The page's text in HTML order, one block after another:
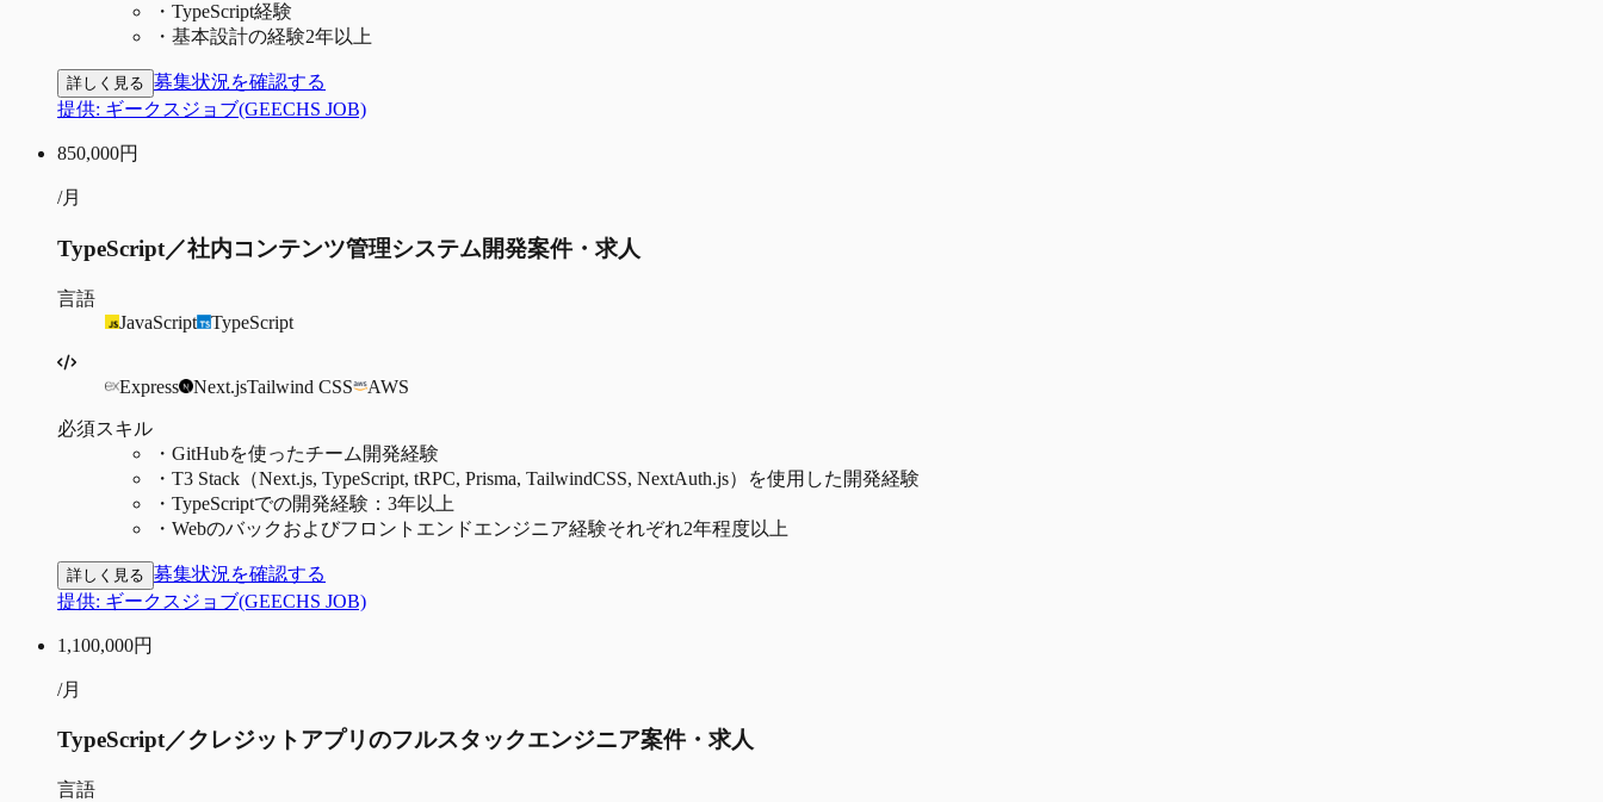
・ TypeScript経験
・ 基本設計の経験2年以上
詳しく見る 募集状況を確認する
提供: ギークスジョブ(GEECHS JOB)
850,000円
/月
TypeScript／社内コンテンツ管理システム開発案件・求人
言語
JavaScript
TypeScript
Express Next.jsTailwind CSS AWS
必須スキル
・ GitHubを使ったチーム開発経験
・ T3 Stack（Next.js, TypeScript, tRPC, Prisma, TailwindCSS, NextAuth.js）を使用した開発経験
・ TypeScriptでの開発経験：3年以上
・ Webのバックおよびフロントエンドエンジニア経験それぞれ2年程度以上
詳しく見る 募集状況を確認する
提供: ギークスジョブ(GEECHS JOB)
1,100,000円
/月
TypeScript／クレジットアプリのフルスタックエンジニア案件・求人
言語